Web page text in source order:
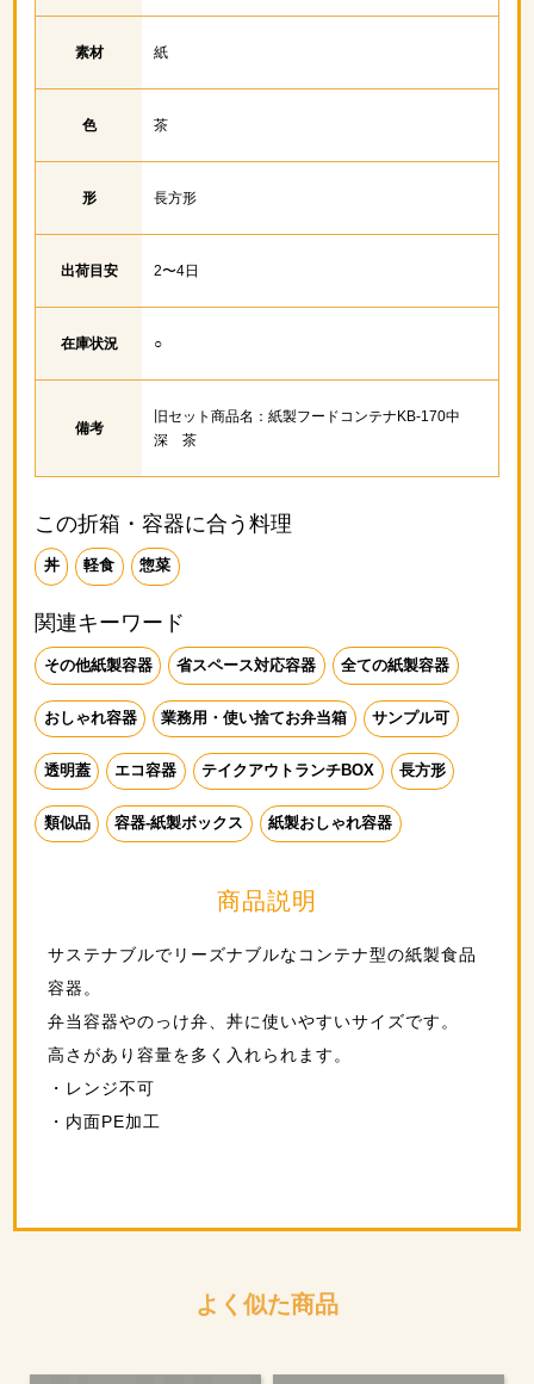
素材 紙
色 茶
形 長方形
出荷目安 2〜4日
在庫状況 ○
備考
旧セット商品名：紙製フードコンテナKB‐170中
深 茶
この折箱・容器に合う料理
丼 軽食 惣菜
関連キーワード
その他紙製容器 省スペース対応容器 全ての紙製容器
おしゃれ容器 業務用・使い捨てお弁当箱 サンプル可
透明蓋 エコ容器 テイクアウトランチBOX 長方形
類似品 容器‐紙製ボックス 紙製おしゃれ容器
商品説明
サステナブルでリーズナブルなコンテナ型の紙製食品
容器。
弁当容器やのっけ弁、丼に使いやすいサイズです。
高さがあり容量を多く入れられます。
・レンジ不可
・内面PE加工
よく似た商品